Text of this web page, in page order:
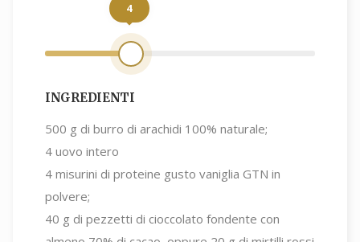
4
INGREDIENTI
500 g di burro di arachidi 100% naturale;
4 uovo intero
4 misurini di proteine gusto vaniglia GTN in
polvere;
40 g di pezzetti di cioccolato fondente con